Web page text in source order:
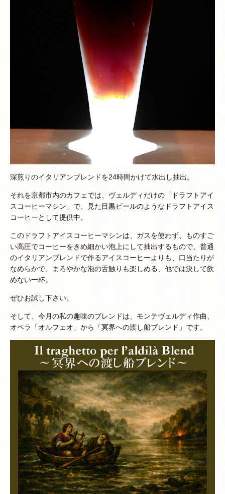
深煎りのイタリアンブレンドを24時間かけて水出し抽出。
それを京都市内のカフェでは、ヴェルディだけの「ドラフトアイ
スコーヒーマシン」で、見た目黒ビールのようなドラフトアイス
コーヒーとして提供中。
このドラフトアイスコーヒーマシンは、ガスを使わず、ものすご
い高圧でコーヒーをきめ細かい泡上にして抽出するもので、普通
のイタリアンブレンドで作るアイスコーヒーよりも、口当たりが
なめらかで、まろやかな泡の舌触りも楽しめる、他では決して飲
めない一杯。
ぜひお試し下さい。
そして、今月の私の趣味のブレンドは、モンテヴェルディ作曲、
オペラ「オルフェオ」から「冥界への渡し船ブレンド」です。